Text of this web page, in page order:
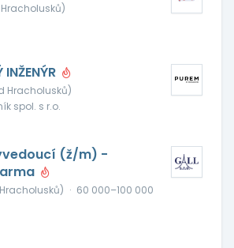
Hracholusků)
spol. s r.o.
(ž/m) -
· 60 000–100 000